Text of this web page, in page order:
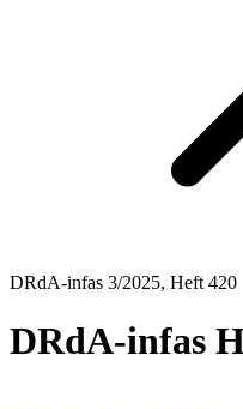
DRdA-infas 3/2025, Heft 420
DRdA-infas